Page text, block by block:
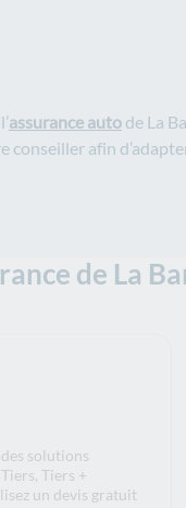
assurance auto de La
conseiller afin
de La
solutions
Tiers +
un devis gratuit